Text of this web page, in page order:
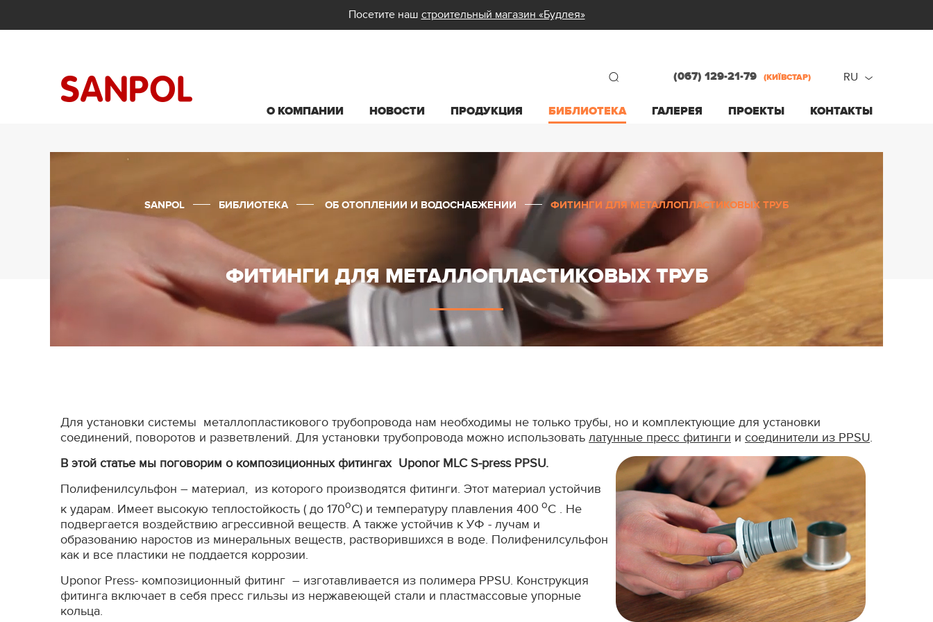
Посетите наш строительный магазин «Будлея»
О КОМПАНИИ НОВОСТИ ПРОДУКЦИЯ БИБЛИОТЕКА ГАЛЕРЕЯ ПРОЕКТЫ КОНТАКТЫ
(067) 129-21-79 (КИЇВСТАР)
RU
ua
ФИТИНГИ ДЛЯ МЕТАЛЛОПЛАСТИКОВЫХ ТРУБ
SANPOL БИБЛИОТЕКА ОБ ОТОПЛЕНИИ И ВОДОСНАБЖЕНИИ ФИТИНГИ ДЛЯ МЕТАЛЛОПЛАСТИКОВЫХ ТРУБ
Для установки системы металлопластикового трубопровода нам необходимы не только трубы, но и комплектующие для установки
соединений, поворотов и разветвлений. Для установки трубопровода можно использовать латунные пресс фитинги и соединители из PPSU.
В этой статье мы поговорим о композиционных фитингах Uponor MLC S-press PPSU.
Полифенилсульфон – материал, из которого производятся фитинги. Этот материал устойчив
к ударам. Имеет высокую теплостойкость ( до 170оС) и температуру плавления 400 оС . Не
подвергается воздействию агрессивной веществ. А также устойчив к УФ - лучам и
образованию наростов из минеральных веществ, растворившихся в воде. Полифенилсульфон
как и все пластики не поддается коррозии.
Uponor Press- композиционный фитинг – изготавливается из полимера PPSU. Конструкция
фитинга включает в себя пресс гильзы из нержавеющей стали и пластмассовые упорные
кольца.